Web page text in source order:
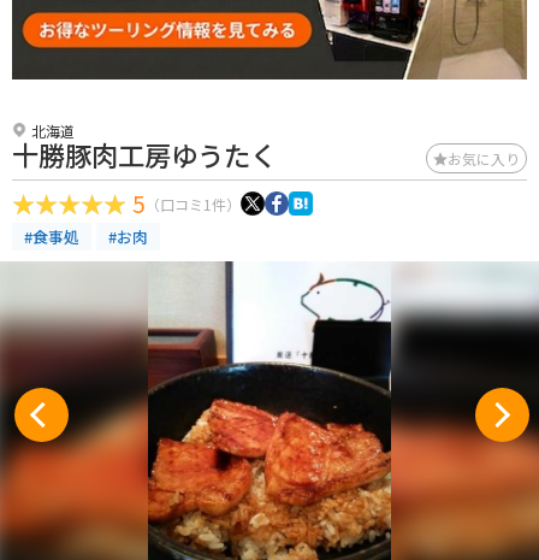
北海道
十勝豚肉工房ゆうたく お気に入り
5 （口コミ1件）
#食事処 #お肉